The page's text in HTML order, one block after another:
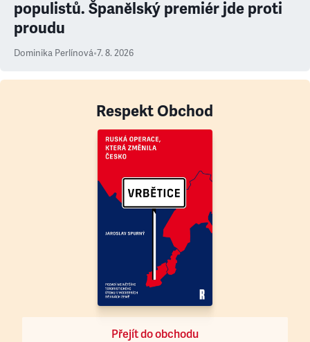
populistů. Španělský premiér jde proti
proudu
Dominika Perlínová•7. 8. 2026
Respekt Obchod
Přejít do obchodu